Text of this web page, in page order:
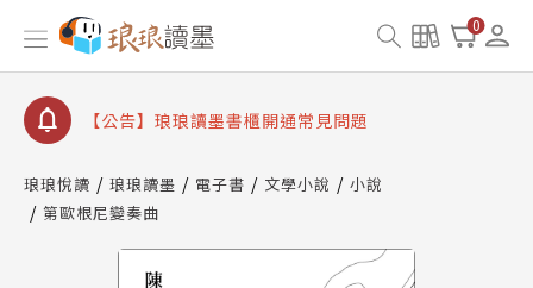
0
【公告】8/10、8/13 行動網路降速演練提醒
【公告】琅琅讀墨數位閱讀資產合併與書櫃開通申請
【公告】琅琅讀墨書櫃開通常見問題
請圖文教學
【公告】琅琅書店服務升級重要說明及資產合併結果
查詢
【公告】8/10、8/13 行動網路降速演練提醒
琅琅悅讀 琅琅讀墨 電子書 文學小說
小說
第歐根尼變奏曲